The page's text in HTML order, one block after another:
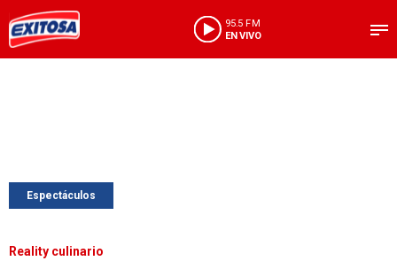
95.5 FM
EN VIVO
Espectáculos
Reality culinario